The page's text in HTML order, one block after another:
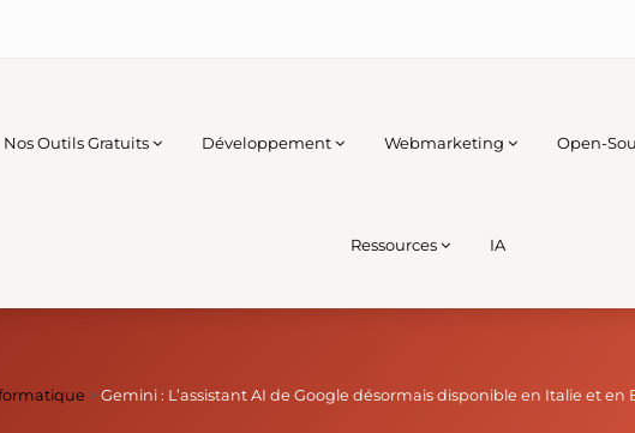
Nos Outils Gratuits Développement Webmarketing Open-
Ressources IA
> Gemini : L’assistant AI de Google désormais disponible en Italie et en